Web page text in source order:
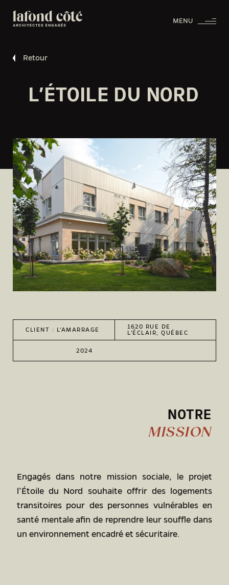
MENU
Retour
L’ÉTOILE DU NORD
CLIENT : L'AMARRAGE
1620 RUE DE
L'ÉCLAIR, QUÉBEC
2024
NOTRE
MISSION
Engagés dans notre mission sociale, le projet
l’Étoile du Nord souhaite offrir des logements
transitoires pour des personnes vulnérables en
santé mentale afin de reprendre leur souffle dans
un environnement encadré et sécuritaire.